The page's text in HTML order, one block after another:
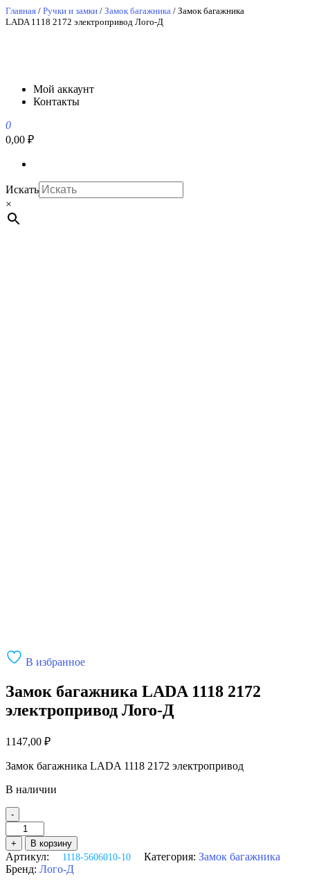
Перейти
к
Главная / Ручки и замки / Замок багажника / Замок багажника
LADA 1118 2172 электропривод Лого-Д
АвтоСпецЮг
АвтоСпецЮг автозапчасти оптом и в розницу
Мой аккаунт
Контакты
0
0,00 ₽
Искать
×
В избранное
Замок багажника LADA 1118 2172
электропривод Лого-Д
1147,00 ₽
Замок багажника LADA 1118 2172 электропривод
В наличии
-
Количество
товара
Замок
багажника
LADA
+ В корзину
Артикул: 1118-5606010-10 Категория: Замок багажника
Бренд: Лого-Д